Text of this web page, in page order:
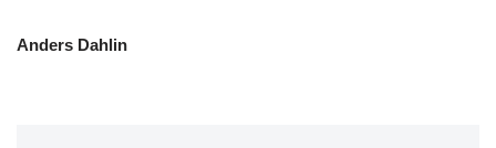
Anders Dahlin